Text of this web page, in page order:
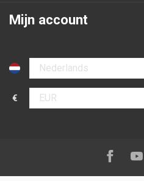
Mijn account
Selecteer taal
€
Selecteer valuta
Volg ons op: